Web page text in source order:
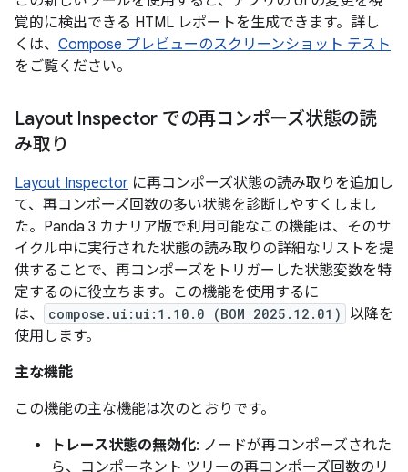
覚的に検出できる HTML レポートを生成できます。詳し
くは、 Compose プレビューのスクリーンショット テスト
をご覧ください。
Layout Inspector での再コンポーズ状態の読
み取り
Layout Inspector に再コンポーズ状態の読み取りを追加し
て、再コンポーズ回数の多い状態を診断しやすくしまし
た。 Panda 3 カナリア版で利用可能なこの機能は、そのサ
イクル中に実行された状態の読み取りの詳細なリストを提
供することで、再コンポーズをトリガーした状態変数を特
定するのに役立ちます。この機能を使用するに
は、
compose.ui:ui:1.10.0 (BOM 2025.12.01)
以降を
使用します。
主な機能
この機能の主な機能は次のとおりです。
トレース状態の無効化: ノードが再コンポーズされた
ら、コンポーネント ツリーの再コンポーズ回数のリ